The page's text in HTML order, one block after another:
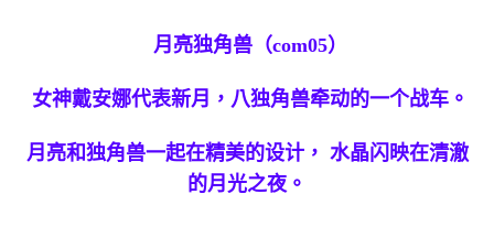
月亮独角兽（com05）
女神戴安娜代表新月，八独角兽牵动的一个战车。
月亮和独角兽一起在精美的设计， 水晶闪映在清澈
的月光之夜。